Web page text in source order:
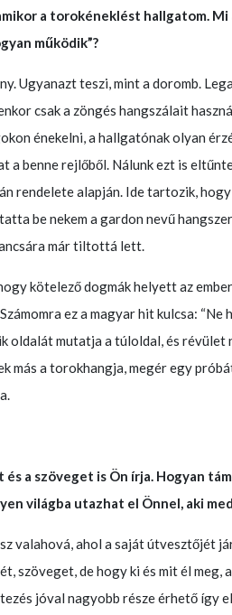
a torokéneklést hallgatom.
működik”?
Ugyanazt teszi, mint a doromb.
csak a zöngés hangszálait
énekelni, a hallgatónak olyan
a benne rejlőből. Nálunk ezt is
rendelete alapján. Ide tartozik, hogy
be nekem a gardon nevű
már tiltottá lett.
kötelező dogmák helyett az
ez a magyar hit kulcsa: “Ne
oldalát mutatja a túloldal, és révület
más a torokhangja, megér egy
a szöveget is Ön írja. Hogyan
világba utazhat el Önnel, aki
valahová, ahol a saját útvesztőjét
szöveget, de hogy ki és mit él meg,
jóval nagyobb része érhető így